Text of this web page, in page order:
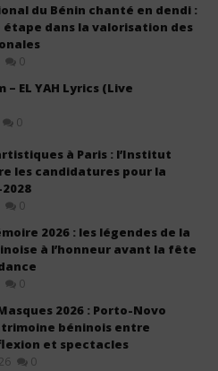
du Bénin chanté en dendi :
étape dans la valorisation des
0
– EL YAH Lyrics (Live
0
à Paris : l’Institut
les candidatures pour la
0
2026 : les légendes de la
à l’honneur avant la fête
0
2026 : Porto-Novo
béninois entre
et spectacles
0